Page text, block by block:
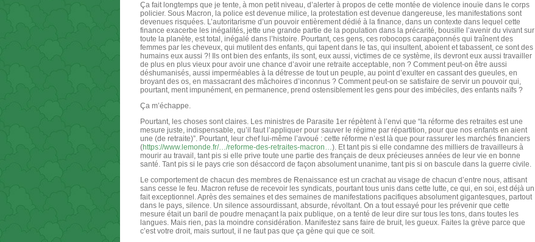
Ça fait longtemps que je tente, à mon petit niveau, d’alerter à propos de cette montée de violence inouïe dans le corps
policier. Sous Macron, la police est devenue milice, la protestation est devenue dangereuse, les manifestations sont
devenues risquées. L’autoritarisme d’un pouvoir entièrement dédié à la finance, dans un contexte dans lequel cette
finance exacerbe les inégalités, jette une grande partie de la population dans la précarité, bousille l’avenir du vivant sur
toute la planète, est total, inégalé dans l’histoire. Pourtant, ces gens, ces robocops carapaçonnés qui traînent des
femmes par les cheveux, qui mutilent des enfants, qui tapent dans le tas, qui insultent, aboient et tabassent, ce sont des
humains eux aussi ?! Ils ont bien des enfants, ils sont, eux aussi, victimes de ce système, ils devront eux aussi travailler
de plus en plus vieux pour avoir une chance d’avoir une retraite acceptable, non ? Comment peut-on être aussi
déshumanisés, aussi imperméables à la détresse de tout un peuple, au point d’exulter en cassant des gueules, en
broyant des os, en massacrant des mâchoires d’inconnus ? Comment peut-on se satisfaire de servir un pouvoir qui,
pourtant, ment impunément, en permanence, prend ostensiblement les gens pour des imbéciles, des enfants naïfs ?
Ça m’échappe.
Pourtant, les choses sont claires. Les ministres de Parasite 1er répètent à l’envi que “la réforme des retraites est une
mesure juste, indispensable, qu’il faut l’appliquer pour sauver le régime par répartition, pour que nos enfants en aient
une (de retraite)”. Pourtant, leur chef lui-même l’avoué : cette réforme n’est là que pour rassurer les marchés financiers
(https://www.lemonde.fr/…/reforme-des-retraites-macron…). Et tant pis si elle condamne des milliers de travailleurs à
mourir au travail, tant pis si elle prive toute une partie des français de deux précieuses années de leur vie en bonne
santé. Tant pis si le pays crie son désaccord de façon absolument unanime, tant pis si on bascule dans la guerre civile.
Le comportement de chacun des membres de Renaissance est un crachat au visage de chacun d’entre nous, attisant
sans cesse le feu. Macron refuse de recevoir les syndicats, pourtant tous unis dans cette lutte, ce qui, en soi, est déjà un
fait exceptionnel. Après des semaines et des semaines de manifestations pacifiques absolument gigantesques, partout
dans le pays, silence. Un silence assourdissant, absurde, révoltant. On a tout essayé pour les prévenir que cette
mesure était un baril de poudre menaçant la paix publique, on a tenté de leur dire sur tous les tons, dans toutes les
langues. Mais rien, pas la moindre considération. Manifestez sans faire de bruit, les gueux. Faites la grève parce que
c’est votre droit, mais surtout, il ne faut pas que ça gène qui que ce soit.